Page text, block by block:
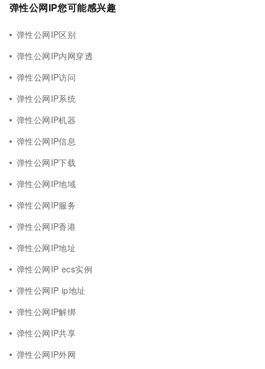
弹性公网IP您可能感兴趣
弹性公网IP区别
弹性公网IP内网穿透
弹性公网IP访问
弹性公网IP系统
弹性公网IP机器
弹性公网IP信息
弹性公网IP下载
弹性公网IP地域
弹性公网IP服务
弹性公网IP香港
弹性公网IP地址
弹性公网IP ecs实例
弹性公网IP ip地址
弹性公网IP解绑
弹性公网IP共享
弹性公网IP外网